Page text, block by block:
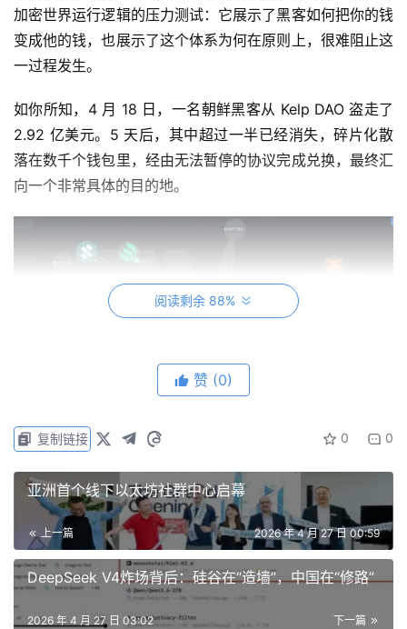
加密世界运行逻辑的压力测试：它展示了黑客如何把你的钱
变成他的钱，也展示了这个体系为何在原则上，很难阻止这
一过程发生。
如你所知，4 月 18 日，一名朝鲜黑客从 Kelp DAO 盗走了
2.92 亿美元。5 天后，其中超过一半已经消失，碎片化散
落在数千个钱包里，经由无法暂停的协议完成兑换，最终汇
向一个非常具体的目的地。
有趣的地方在于：如何把 2.92 亿美元有据可查的被盗加密
现金。
本文的目的，是揭示现代加密洗钱全流程为何运转，为何在
结构上无法被阻止，以及每一美元被洗白后究竟买到了什
么。
阅读剩余 88%
赞 (0)
0 0
复制链接
亚洲首个线下以太坊社群中心启幕
上一篇 2026 年 4 月 27 日 00:59
DeepSeek V4炸场背后：硅谷在“造墙”，中国在“修路”
下一篇
2026 年 4 月 27 日 03:02